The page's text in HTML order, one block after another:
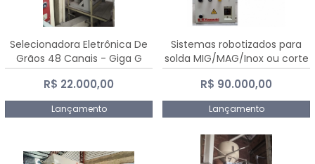
Selecionadora Eletrônica De
Grãos 48 Canais - Giga G
10000
R$ 22.000,00
Lançamento
Sistemas robotizados para
solda MIG/MAG/Inox ou corte
plasma
R$ 90.000,00
Lançamento